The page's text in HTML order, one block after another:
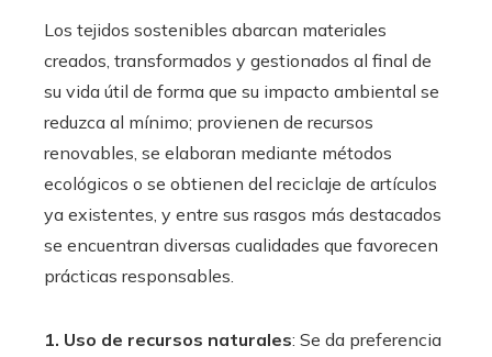
Los tejidos sostenibles abarcan materiales
creados, transformados y gestionados al final de
su vida útil de forma que su impacto ambiental se
reduzca al mínimo; provienen de recursos
renovables, se elaboran mediante métodos
ecológicos o se obtienen del reciclaje de artículos
ya existentes, y entre sus rasgos más destacados
se encuentran diversas cualidades que favorecen
prácticas responsables.
1. Uso de recursos naturales: Se da preferencia